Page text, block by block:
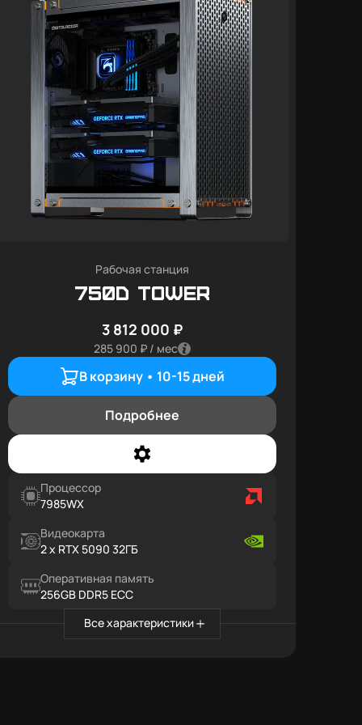
Рабочая станция
750D Tower
3 812 000 ₽
285 900 ₽ / мес
В корзину • 10-15 дней
Подробнее
Процессор
7985WX
Видеокарта
2 x RTX 5090 32ГБ
Оперативная память
256GB DDR5 ECC
Все характеристики